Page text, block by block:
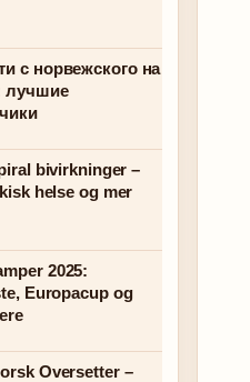
с норвежского на
лучшие
bivirkninger –
helse og mer
2025:
Europacup og
Oversetter –